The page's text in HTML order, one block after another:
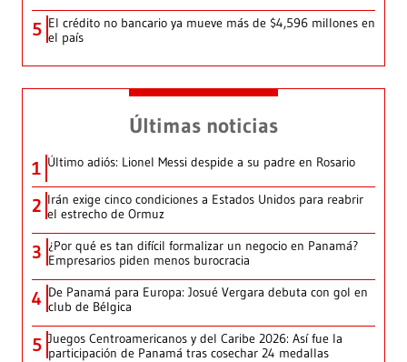
5 El crédito no bancario ya mueve más de $4,596 millones en
el país
Últimas noticias
1 Último adiós: Lionel Messi despide a su padre en Rosario
2 Irán exige cinco condiciones a Estados Unidos para reabrir
el estrecho de Ormuz
3 ¿Por qué es tan difícil formalizar un negocio en Panamá?
Empresarios piden menos burocracia
4 De Panamá para Europa: Josué Vergara debuta con gol en
club de Bélgica
5 Juegos Centroamericanos y del Caribe 2026: Así fue la
participación de Panamá tras cosechar 24 medallas